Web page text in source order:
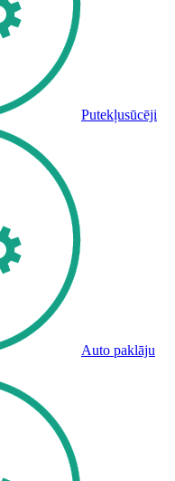
Putekļusūcēji
Auto paklāju